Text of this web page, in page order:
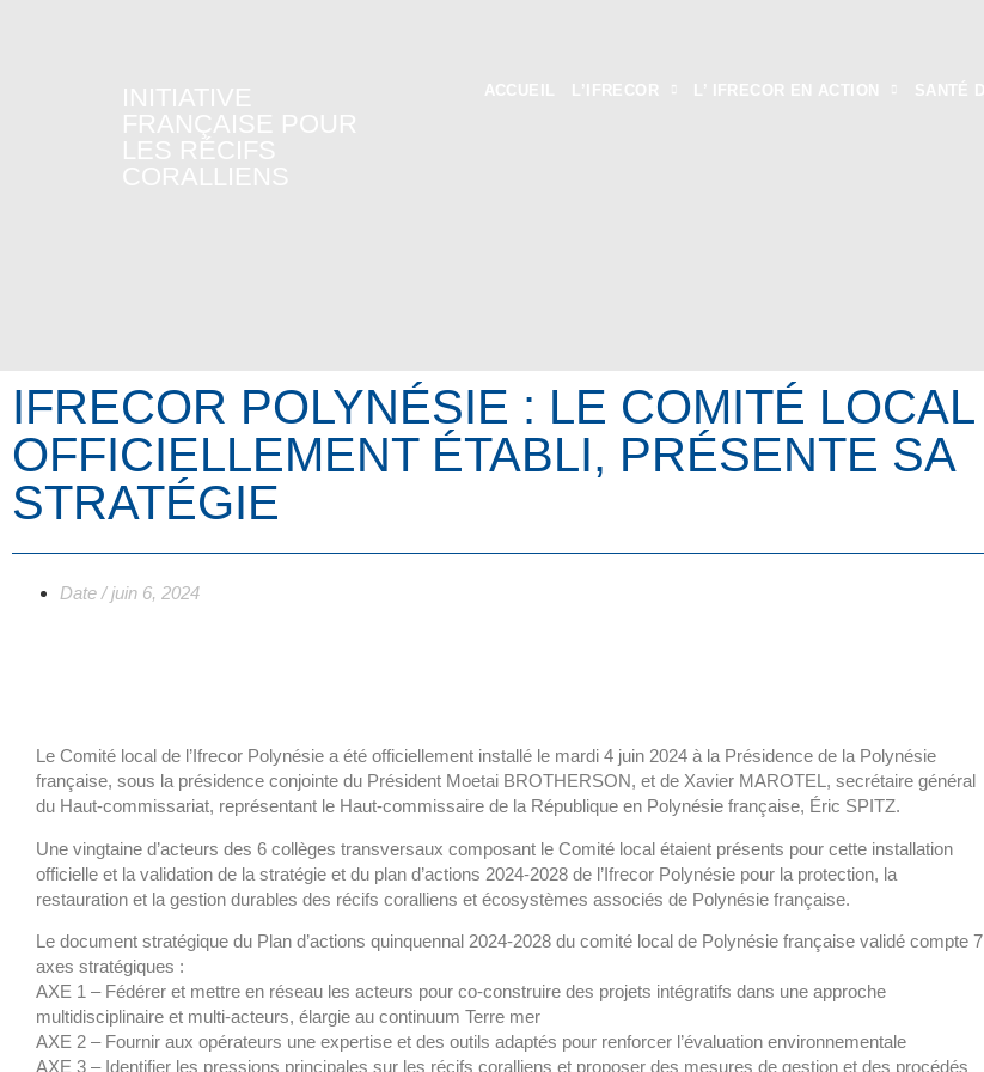
IFRECOR POLYNÉSIE : LE COMITÉ LOCAL
OFFICIELLEMENT ÉTABLI, PRÉSENTE SA
STRATÉGIE
Date / juin 6, 2024
Le Comité local de l’Ifrecor Polynésie a été officiellement installé le mardi 4 juin 2024 à la Présidence de la Polynésie
française, sous la présidence conjointe du Président Moetai BROTHERSON, et de Xavier MAROTEL, secrétaire général
du Haut-commissariat, représentant le Haut-commissaire de la République en Polynésie française, Éric SPITZ.
Une vingtaine d’acteurs des 6 collèges transversaux composant le Comité local étaient présents pour cette installation
officielle et la validation de la stratégie et du plan d’actions 2024-2028 de l’Ifrecor Polynésie pour la protection, la
restauration et la gestion durables des récifs coralliens et écosystèmes associés de Polynésie française.
Le document stratégique du Plan d’actions quinquennal 2024-2028 du comité local de Polynésie française validé compte 7
axes stratégiques :
AXE 1 – Fédérer et mettre en réseau les acteurs pour co-construire des projets intégratifs dans une approche
multidisciplinaire et multi-acteurs, élargie au continuum Terre mer
AXE 2 – Fournir aux opérateurs une expertise et des outils adaptés pour renforcer l’évaluation environnementale
AXE 3 – Identifier les pressions principales sur les récifs coralliens et proposer des mesures de gestion et des procédés